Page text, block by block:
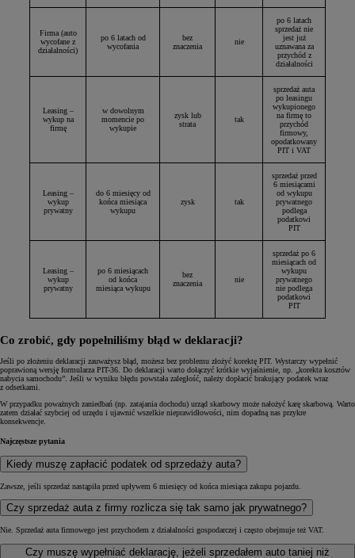
Firma (auto
wycofane z
działalności)
po 6 latach od
wycofania
bez
znaczenia
nie
po 6 latach
sprzedaż nie
jest już
uznawana za
przychód z
działalności
Leasing –
wykup na
firmę
w dowolnym
momencie po
wykupie
zysk lub
strata
tak
sprzedaż auta
po leasingu
wykupionego
na firmę to
przychód
firmowy,
opodatkowany
PIT i VAT
Leasing –
wykup
prywatny
do 6 miesięcy od
końca miesiąca
wykupu
zysk tak
sprzedaż przed
6 miesiącami
od wykupu
prywatnego
podlega
podatkowi
PIT
Leasing –
wykup
prywatny
po 6 miesiącach
od końca
miesiąca wykupu
bez
znaczenia
nie
sprzedaż po 6
miesiącach od
wykupu
prywatnego
nie podlega
podatkowi
PIT
Co zrobić, gdy popełniliśmy błąd w deklaracji?
Jeśli po złożeniu deklaracji zauważysz błąd, możesz bez problemu złożyć korektę PIT. Wystarczy wypełnić
poprawioną wersję formularza PIT-36. Do deklaracji warto dołączyć krótkie wyjaśnienie, np. „korekta kosztów
nabycia samochodu”. Jeśli w wyniku błędu powstała zaległość, należy dopłacić brakujący podatek wraz
z odsetkami.
W przypadku poważnych zaniedbań (np. zatajania dochodu) urząd skarbowy może nałożyć karę skarbową. Warto
zatem działać szybciej od urzędu i ujawnić wszelkie nieprawidłowości, nim dopadną nas przykre
konsekwencje.
Najczęstsze pytania
Kiedy muszę zapłacić podatek od sprzedaży auta?
Zawsze, jeśli sprzedaż nastąpiła przed upływem 6 miesięcy od końca miesiąca zakupu pojazdu.
Czy sprzedaż auta z firmy rozlicza się tak samo jak prywatnego?
Nie. Sprzedaż auta firmowego jest przychodem z działalności gospodarczej i często obejmuje też VAT.
Czy muszę wypełniać deklarację, jeżeli sprzedałem auto taniej niż